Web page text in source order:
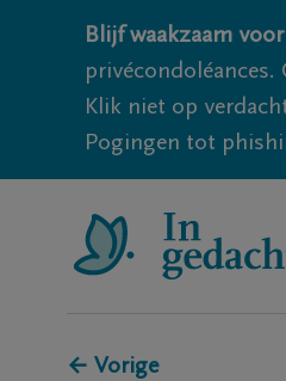
Blijf waakzaam
Klik niet op
Pogingen tot
← Vorige